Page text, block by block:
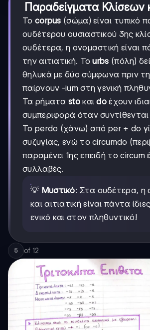
Παραδείγματα Κλίσεων
Το corpus (σώμα) είναι τυπικό
ουδέτερου ουσιαστικού 3ης
ουδέτερα, η ονομαστική είναι
την αιτιατική. Τοurbs (πόλη)
θηλυκά με δύο σύμφωνα πριν
παίρνουν -ium στη γενική
Τα ρήματα stoκαιdo έχουν
συμπεριφορά όταν συντίθενται
Το perdo (χάνω) από per + do
συζυγίας, ενώ το circumdo
παραμένει 1ης επειδή το circum
συλλαβές.
💡 Μυστικό: Στα ουδέτερα, η
και αιτιατική είναι πάντα
ενικό και στον πληθυντικό!
5 of 12